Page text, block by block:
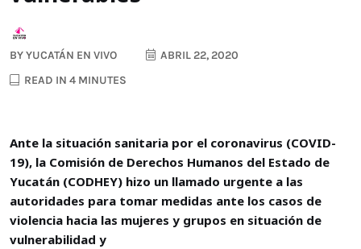
BYYUCATÁN EN VIVO
ABRIL 22, 2020
READ IN 4 MINUTES
Ante la situación sanitaria por el coronavirus (COVID-
19), la Comisión de Derechos Humanos del Estado de
Yucatán (CODHEY) hizo un llamado urgente a las
autoridades para tomar medidas ante los casos de
violencia hacia las mujeres y grupos en situación de
vulnerabilidad y